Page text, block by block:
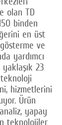
olan TD
binden
en üst
ve
yardımcı
23
hizmetlerini
Ürün
yapay
teknolojiler